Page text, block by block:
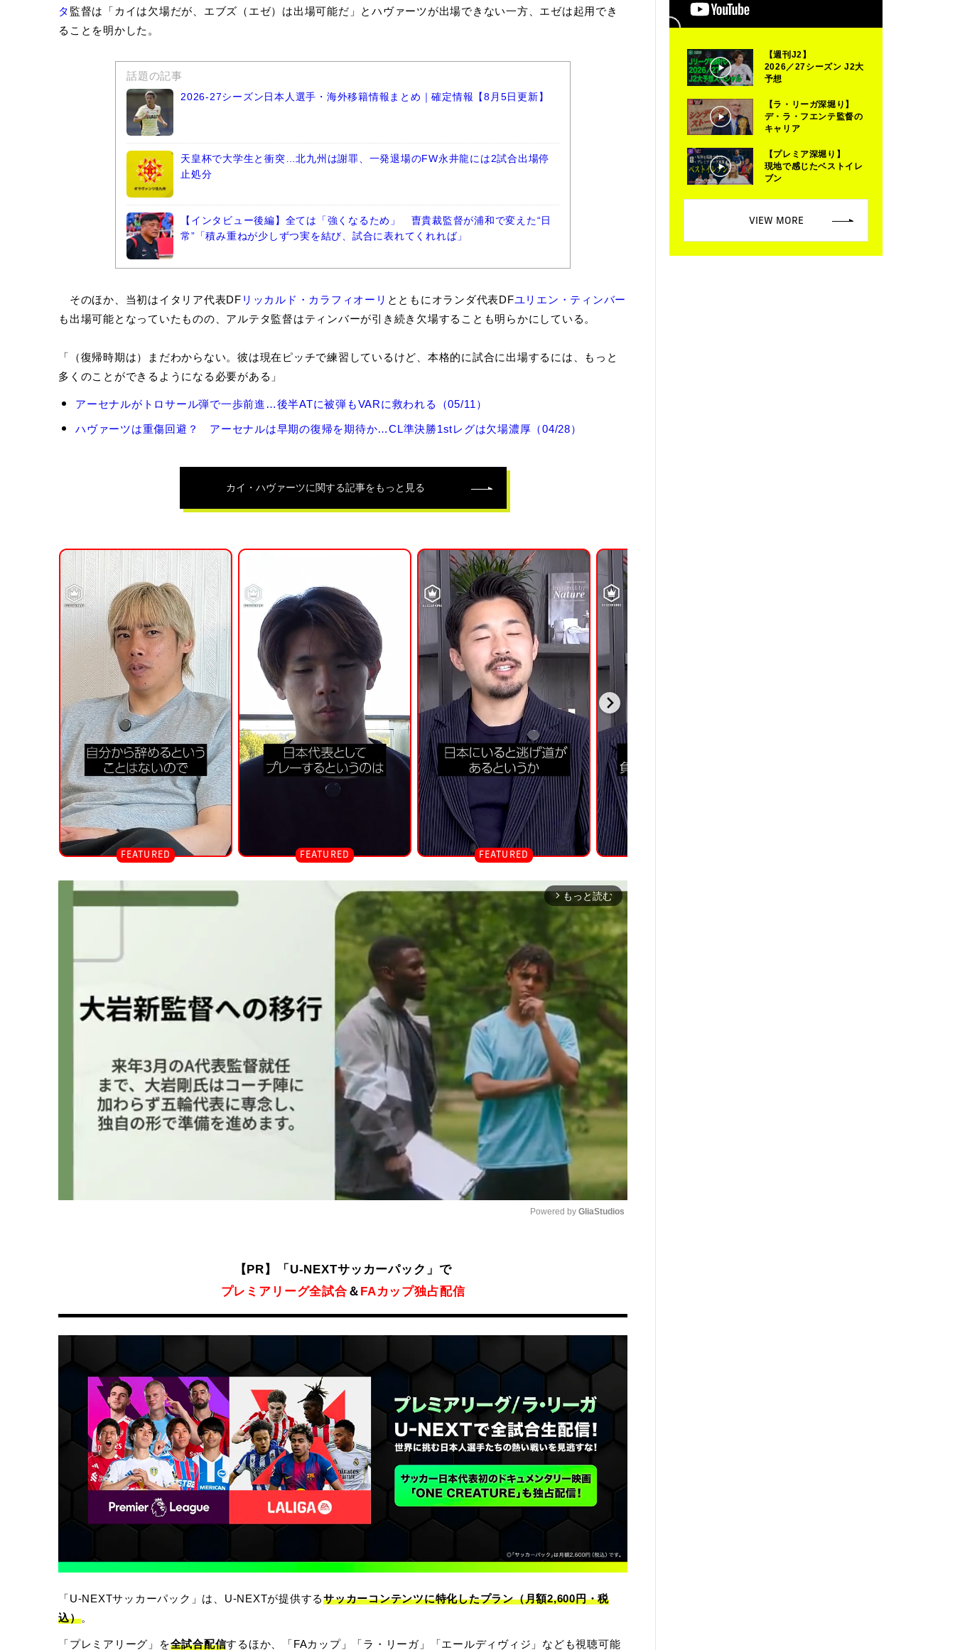
タ 監督は「カイは欠場だが、エブズ（エゼ）は出場可能だ」とハヴァーツが出場できない一方、エゼは起用でき
ることを明かした。
話題の記事
2026-27シーズン日本人選手・海外移籍情報まとめ｜確定情報【8月5日更新】
天皇杯で大学生と衝突…北九州は謝罪、一発退場のFW永井龍には2試合出場停
止処分
【インタビュー後編】全ては「強くなるため」 曺貴裁監督が浦和で変えた“日
常”「積み重ねが少しずつ実を結び、試合に表れてくれれば」
そのほか、当初はイタリア代表DF リッカルド・カラフィオーリ とともにオランダ代表DFユリエン・ティンバー
も出場可能となっていたものの、アルテタ監督はティンバーが引き続き欠場することも明らかにしている。
「（復帰時期は）まだわからない。彼は現在ピッチで練習しているけど、本格的に試合に出場するには、もっと
多くのことができるようになる必要がある」
カ
ハ
事
アーセナルがトロサール弾で一歩前進…後半ATに被弾もVARに救われる（05/11）
ハヴァーツは重傷回避？ アーセナルは早期の復帰を期待か…CL準決勝1stレグは欠場濃厚（04/28）
カイ・ハヴァーツに関する記事をもっと見る
arrow_forward_ios もっと読む
Powered by GliaStudios
【PR】「U-NEXTサッカーパック」で
プレミアリーグ全試合 ＆ FAカップ独占配信
「U-NEXTサッカーパック」は、U-NEXTが提供するサッカーコンテンツに特化したプラン（月額2,600円・税
込）。
「プレミアリーグ」を全試合配信するほか、「FAカップ」「ラ・リーガ」「エールディヴィジ」なども視聴可能
【週刊J2】
2026／27シーズン J2大
予想
【ラ・リーガ深堀り】
デ・ラ・フエンテ監督の
キャリア
【プレミア深堀り】
現地で感じたベストイレ
ブン
VIEW MORE